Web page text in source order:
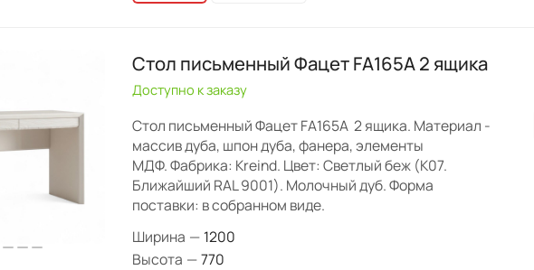
Стол письменный Фацет FA165А 2 ящика
Доступно к заказу
Стол письменный Фацет FA165А 2 ящика. Материал -
массив дуба, шпон дуба, фанера, элементы
МДФ. Фабрика: Kreind. Цвет: Светлый беж (K07.
Ближайший RAL 9001). Молочный дуб. Форма
поставки: в собранном виде.
Ширина — 1200
Высота —770